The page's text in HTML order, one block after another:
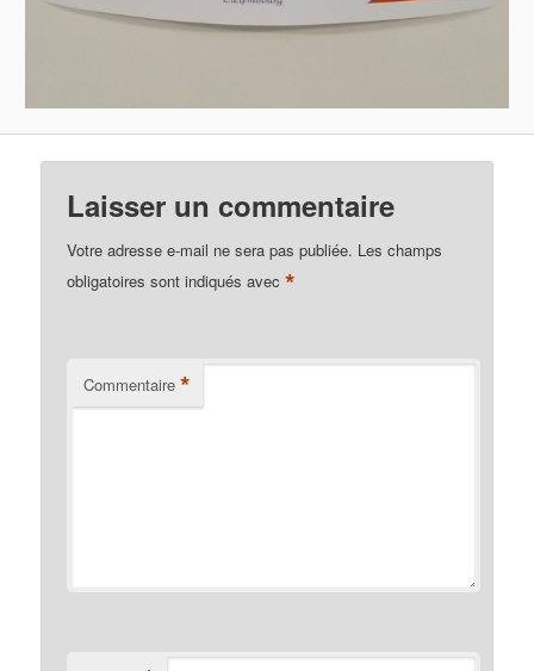
Laisser un commentaire
Votre adresse e-mail ne sera pas publiée. Les champs
obligatoires sont indiqués avec*
Commentaire *